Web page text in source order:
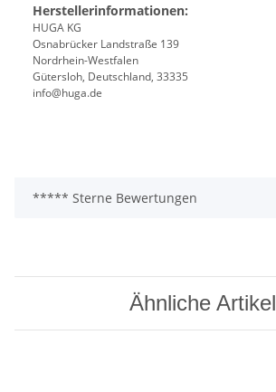
Herstellerinformationen:
HUGA KG
Osnabrücker Landstraße 139
Nordrhein-Westfalen
Gütersloh, Deutschland, 33335
info@huga.de
***** Sterne Bewertungen
Ähnliche Artikel